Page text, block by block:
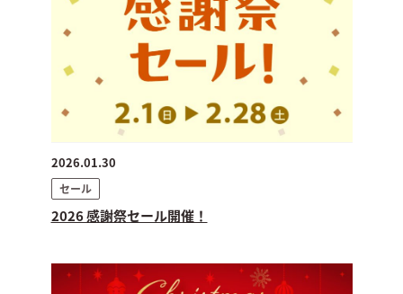
2026.01.30
セール
2026 感謝祭セール開催！